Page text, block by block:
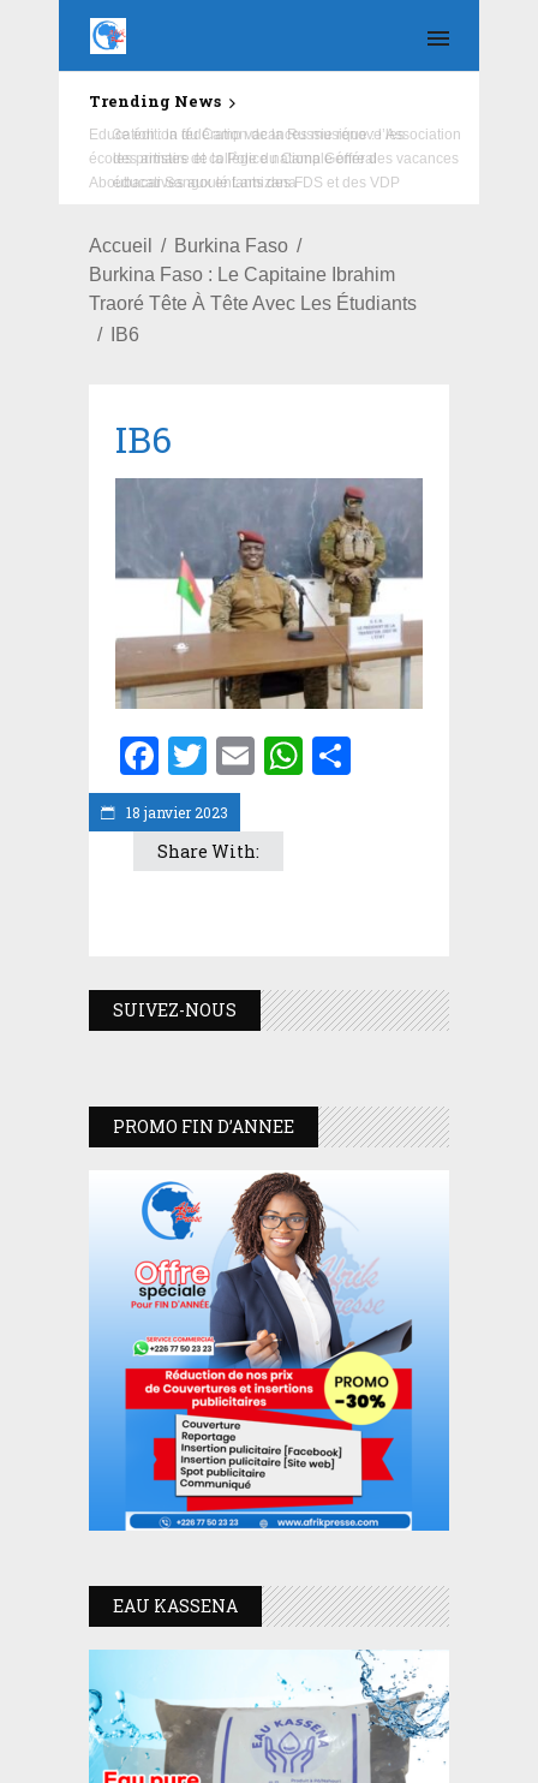
Trending News
Education : la fédération de la Russie rénove les
écoles primaire et collège du Camp Général
Aboubacar Sangoulé Lamizana
Accueil
Burkina Faso
Burkina Faso : Le Capitaine Ibrahim
Traoré Tête À Tête Avec Les Étudiants
IB6
18 janvier 2023
IB6
Facebook
Twitter
EmailWhatsApp
Share With:
SUIVEZ-NOUS
PROMO FIN D’ANNEE
EAU KASSENA